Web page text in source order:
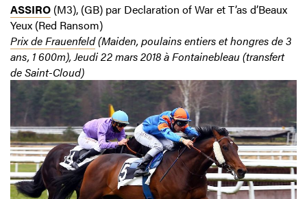
ASSIRO (M3), (GB) par Declaration of War et T’as d’Beaux
Yeux (Red Ransom)
Prix de Frauenfeld(Maiden, poulains entiers et hongres de 3
ans, 1 600m), Jeudi 22 mars 2018 à Fontainebleau (transfert
de Saint-Cloud)